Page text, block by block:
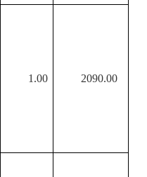
1.00 2090.00